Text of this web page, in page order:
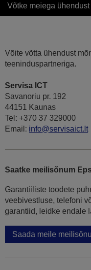
Võtke meiega ühendust
Võite võtta ühendust
teeninduspartneriga.
Servisa ICT
Savanoriu pr. 192
44151 Kaunas
Tel: +370 37 329000
Email: info@servisaict.lt
Saatke meilisõnum
Garantiiliste toodete
veebivestluse, telefoni
garantiid, leidke endale
Saada meile